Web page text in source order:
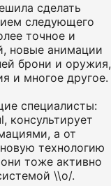
сделать
следующего
точное и
новые анимации
брони и оружия,
и многое другое.
специалисты:
консультирует
а от
технологию
тоже активно
\\o/.